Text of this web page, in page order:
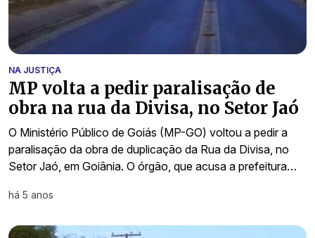
NA JUSTIÇA
MP volta a pedir paralisação de
obra na rua da Divisa, no Setor Jaó
O Ministério Público de Goiás (MP-GO) voltou a pedir a
paralisação da obra de duplicação da Rua da Divisa, no
Setor Jaó, em Goiânia. O órgão, que acusa a prefeitura…
há 5 anos